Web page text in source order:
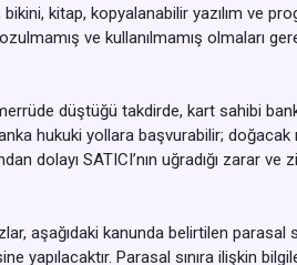
kitap, kopyalanabilir yazılım ve
ve kullanılmamış olmaları
düştüğü takdirde, kart sahibi
hukuki yollara başvurabilir;
dolayı SATICI’nın uğradığı zarar ve
aşağıdaki kanunda belirtilen parasal
Parasal sınıra ilişkin